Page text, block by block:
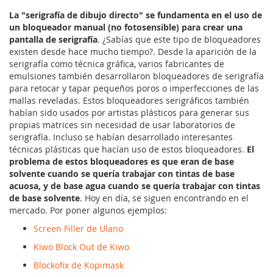
La "serigrafía de dibujo directo" se fundamenta en el uso de
un bloqueador manual (no fotosensible) para crear una
pantalla de serigrafía. ¿Sabías que este tipo de bloqueadores
existen desde hace mucho tiempo?. Desde la aparición de la
serigrafía como técnica gráfica, varios fabricantes de
emulsiones también desarrollaron bloqueadores de serigrafía
para retocar y tapar pequeños poros o imperfecciones de las
mallas reveladas. Estos bloqueadores serigráficos también
habían sido usados por artistas plásticos para generar sus
propias matrices sin necesidad de usar laboratorios de
serigrafía. Incluso se habían desarrollado interesantes
técnicas plásticas que hacían uso de estos bloqueadores. El
problema de estos bloqueadores es que eran de base
solvente cuando se quería trabajar con tintas de base
acuosa, y de base agua cuando se quería trabajar con tintas
de base solvente. Hoy en día, se siguen encontrando en el
mercado. Por poner algunos ejemplos:
Screen Filler de Ulano
Kiwo Block Out de Kiwo
Blockofix de Kopimask